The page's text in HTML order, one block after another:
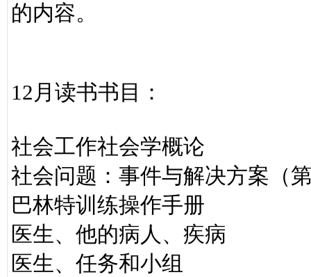
的内容。
12月读书书目：
社会工作社会学概论
社会问题：事件与解决方案（
巴林特训练操作手册
医生、他的病人、疾病
医生、任务和小组